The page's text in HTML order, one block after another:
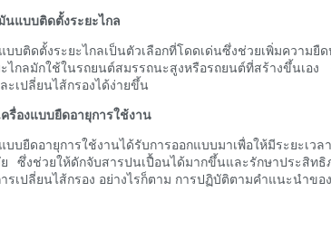
นแบบติดตั้งระยะไกล
บบติดตั้งระยะไกลเป็นตัวเลือกที่โดดเด่นซึ่งช่วยเพิ่มความ
กลมักใช้ในรถยนต์สมรรถนะสูงหรือรถยนต์ที่สร้างขึ้นเอ
ะเปลี่ยนไส้กรองได้ง่ายขึ้น
รื่องแบบยืดอายุการใช้งาน
บบยืดอายุการใช้งานได้รับการออกแบบมาเพื่อให้มีระยะ
ซึ่งช่วยให้ดักจับสารปนเปื้อนได้มากขึ้นและรักษาประสิท
รเปลี่ยนไส้กรอง อย่างไรก็ตาม การปฏิบัติตามคำแนะนำข